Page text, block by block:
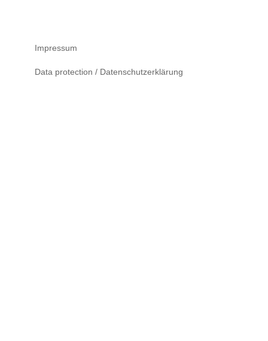
Impressum
Data protection / Datenschutzerklärung